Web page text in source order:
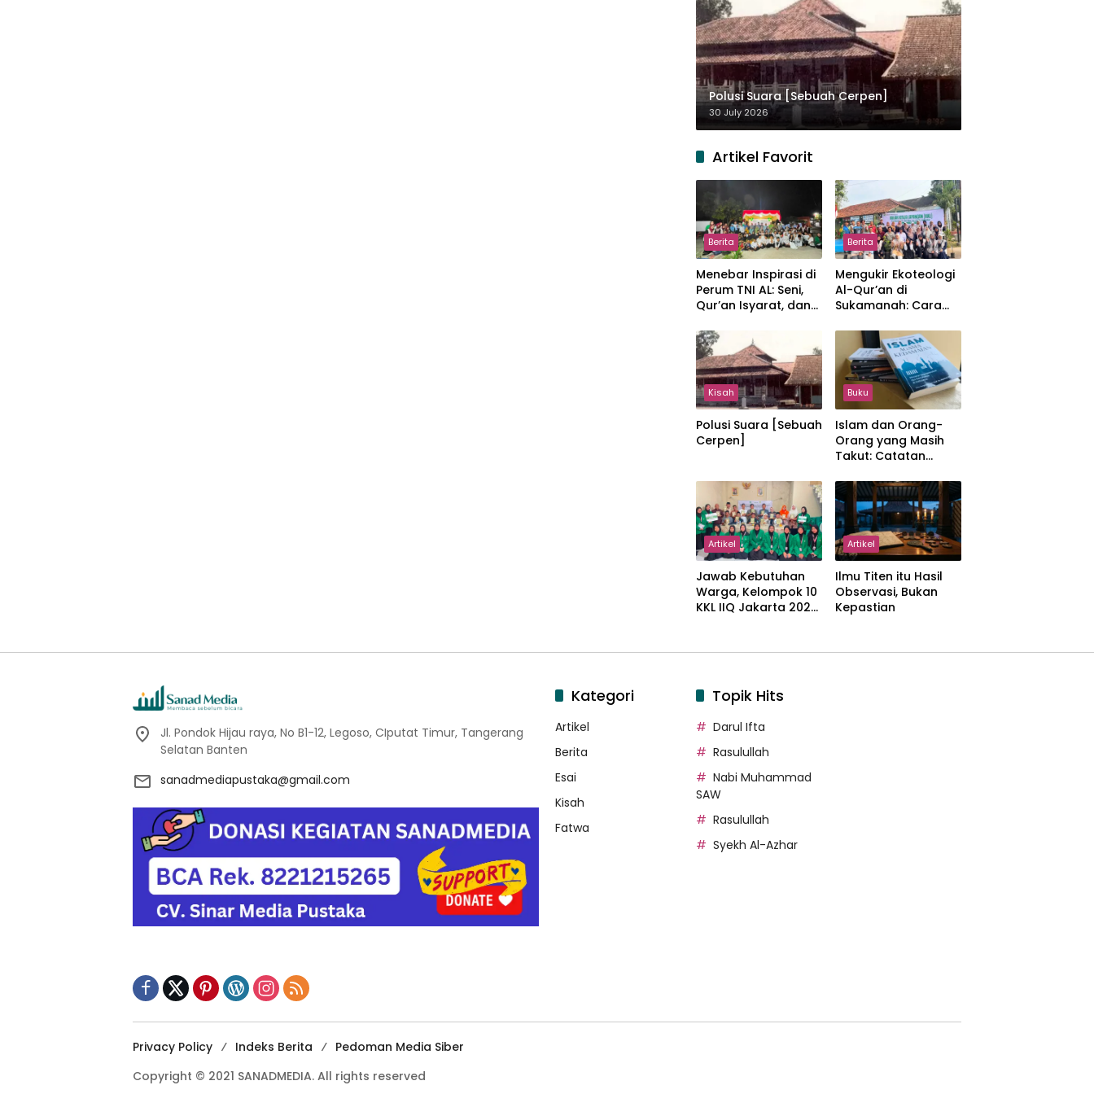
Polusi Suara [Sebuah Cerpen]
30 July 2026
Artikel Favorit
Berita
Menebar Inspirasi di
Perum TNI AL: Seni,
Qur’an Isyarat, dan
Hangat
Berita
Mengukir Ekoteologi
Al-Qur’an di
Sukamanah: Cara
Jakarta Menjaga
Bumi Jonggol
Kisah
Polusi Suara [Sebuah
Cerpen]
Buku
Islam dan Orang-
Orang yang Masih
Takut: Catatan
Kemajemukan, dan
Negara dalam
Pemikiran Masykuri
Abdillah
Artikel
Jawab Kebutuhan
Warga, Kelompok 10
KKL IIQ Jakarta 2026
Sukamanah
Artikel
Ilmu Titen itu Hasil
Observasi, Bukan
Kepastian
Jl. Pondok Hijau raya, No B1-12, Legoso, CIputat Timur, Tangerang
Selatan Banten
sanadmediapustaka@gmail.com
Kategori
Artikel
Berita
Esai
Kisah
Fatwa
Topik Hits
Darul Ifta
Rasulullah
Nabi Muhammad
SAW
Rasulullah
Syekh Al-Azhar
Privacy Policy Indeks Berita
Pedoman Media Siber
Copyright © 2021 SANADMEDIA. All rights reserved